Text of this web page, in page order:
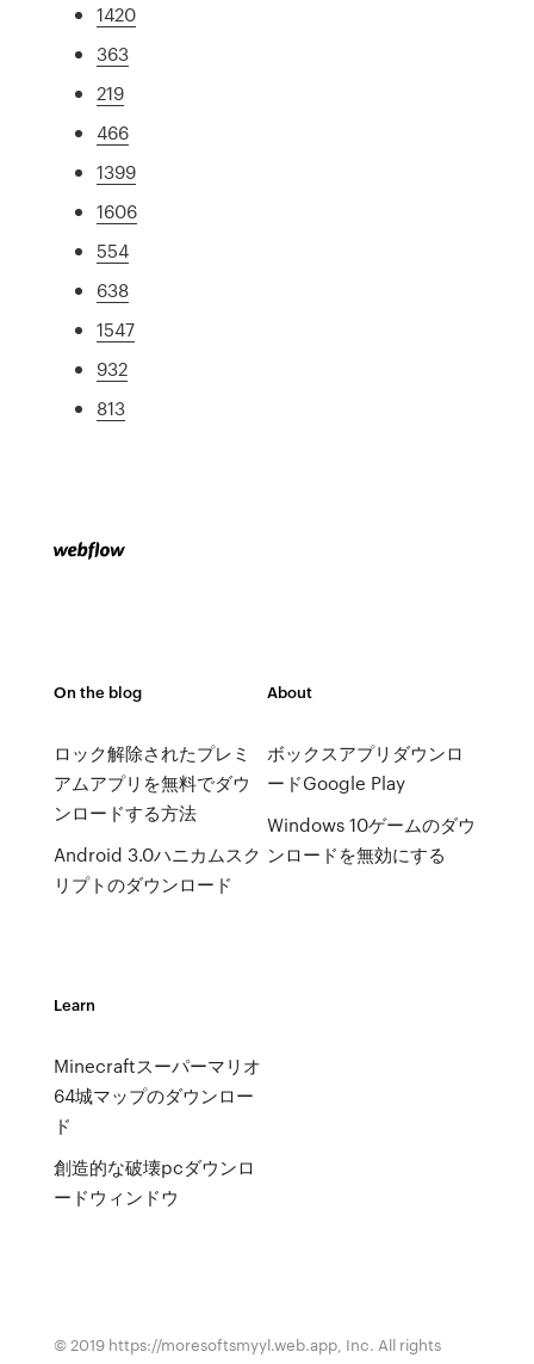
1420
363
219
466
1399
1606
554
638
1547
932
813
On the blog
ロック解除されたプレミ
アムアプリを無料でダウ
ンロードする方法
Android 3.0ハニカムスク
リプトのダウンロード
About
ボックスアプリダウンロ
ードGoogle Play
Windows 10ゲームのダウ
ンロードを無効にする
Learn
Minecraftスーパーマリオ
64城マップのダウンロー
ド
創造的な破壊pcダウンロ
ードウィンドウ
© 2019 https://moresoftsmyyl.web.app, Inc. All rights